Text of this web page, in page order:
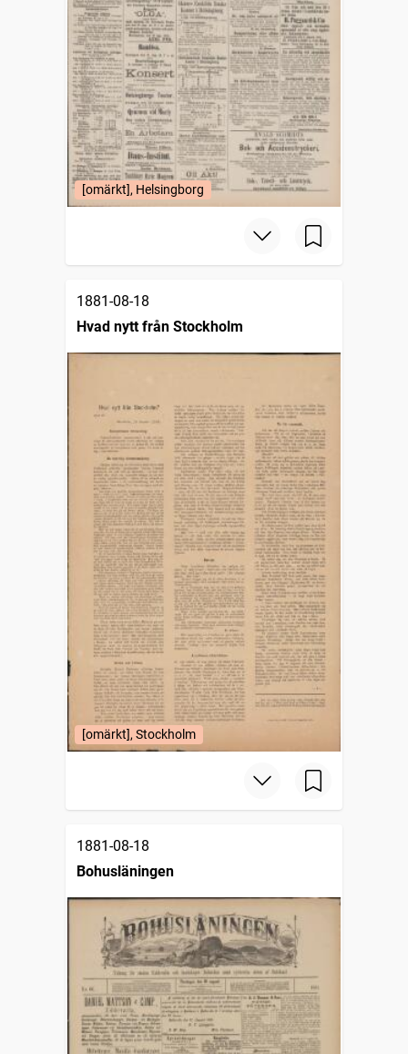
[omärkt], Helsingborg
1881-08-18
Hvad nytt från Stockholm
[omärkt], Stockholm
1881-08-18
Bohusläningen